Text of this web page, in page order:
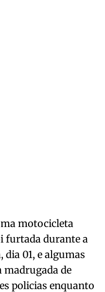
motocicleta
furtada durante a
01, e algumas
madrugada de
policias enquanto